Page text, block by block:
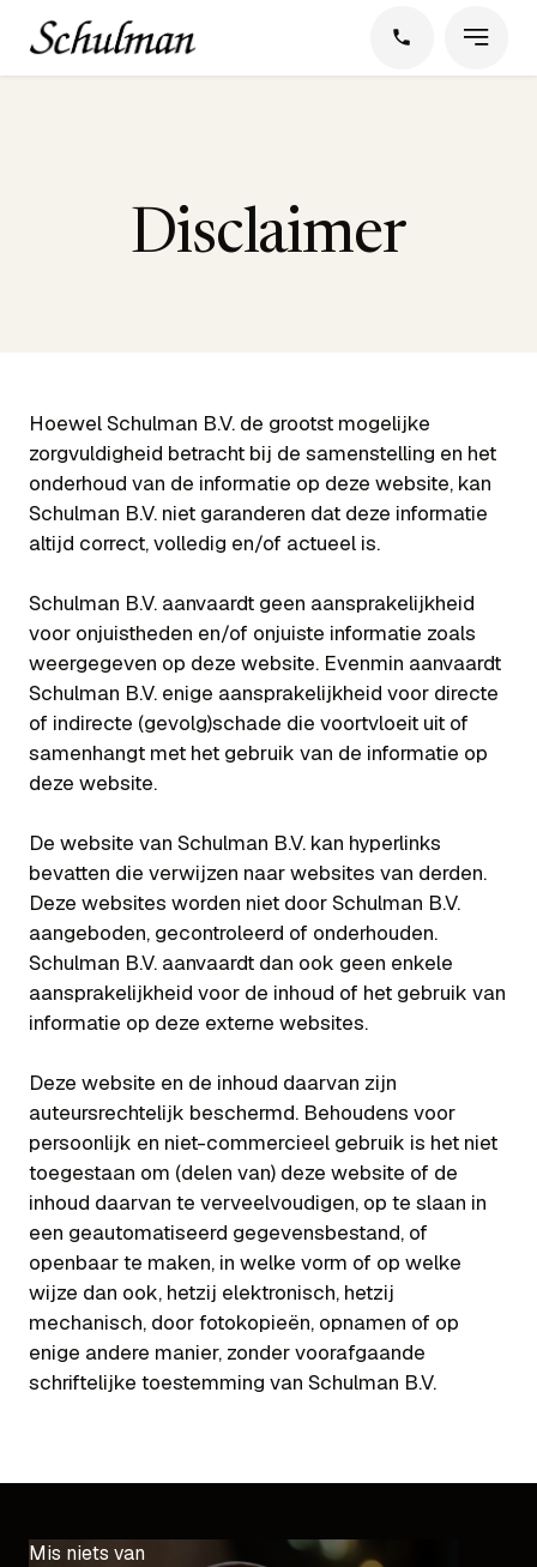
Disclaimer
Hoewel Schulman B.V. de grootst mogelijke
zorgvuldigheid betracht bij de samenstelling en het
onderhoud van de informatie op deze website, kan
Schulman B.V. niet garanderen dat deze informatie
altijd correct, volledig en/of actueel is.
Schulman B.V. aanvaardt geen aansprakelijkheid
voor onjuistheden en/of onjuiste informatie zoals
weergegeven op deze website. Evenmin aanvaardt
Schulman B.V. enige aansprakelijkheid voor directe
of indirecte (gevolg)schade die voortvloeit uit of
samenhangt met het gebruik van de informatie op
deze website.
De website van Schulman B.V. kan hyperlinks
bevatten die verwijzen naar websites van derden.
Deze websites worden niet door Schulman B.V.
aangeboden, gecontroleerd of onderhouden.
Schulman B.V. aanvaardt dan ook geen enkele
aansprakelijkheid voor de inhoud of het gebruik van
informatie op deze externe websites.
Deze website en de inhoud daarvan zijn
auteursrechtelijk beschermd. Behoudens voor
persoonlijk en niet-commercieel gebruik is het niet
toegestaan om (delen van) deze website of de
inhoud daarvan te verveelvoudigen, op te slaan in
een geautomatiseerd gegevensbestand, of
openbaar te maken, in welke vorm of op welke
wijze dan ook, hetzij elektronisch, hetzij
mechanisch, door fotokopieën, opnamen of op
enige andere manier, zonder voorafgaande
schriftelijke toestemming van Schulman B.V.
Mis niets van